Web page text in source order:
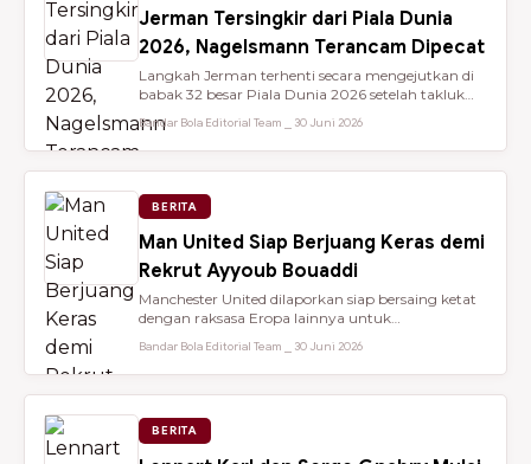
Jerman Tersingkir dari Piala Dunia
2026, Nagelsmann Terancam Dipecat
Langkah Jerman terhenti secara mengejutkan di
babak 32 besar Piala Dunia 2026 setelah takluk
Bandar Bola Editorial Team ⎯ 30 Juni 2026
BERITA
Man United Siap Berjuang Keras demi
Rekrut Ayyoub Bouaddi
Manchester United dilaporkan siap bersaing ketat
dengan raksasa Eropa lainnya untuk
Bandar Bola Editorial Team ⎯ 30 Juni 2026
BERITA